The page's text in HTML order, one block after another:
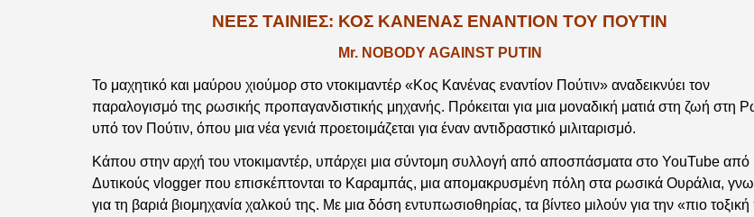
ΝΈΕΣ ΤΑΙΝΊΕΣ: ΚΟΣ ΚΑΝΕΝΑΣ ΕΝΑΝΤΙΟΝ ΤΟΥ ΠΟΥΤΙΝ
Mr. NOBODY AGAINST PUTIN
Το μαχητικό και μαύρου χιούμορ στο ντοκιμαντέρ «Κος Κανένας εναντίον Πούτιν» αναδεικνύει τον
παραλογισμό της ρωσικής προπαγανδιστικής μηχανής. Πρόκειται για μια μοναδική ματιά στη ζωή στη
υπό τον Πούτιν, όπου μια νέα γενιά προετοιμάζεται για έναν αντιδραστικό μιλιταρισμό.
Κάπου στην αρχή του ντοκιμαντέρ, υπάρχει μια σύντομη συλλογή από αποσπάσματα στο YouTube από
Δυτικούς vlogger που επισκέπτονται το Καραμπάς, μια απομακρυσμένη πόλη στα ρωσικά Ουράλια,
για τη βαριά βιομηχανία χαλκού της. Με μια δόση εντυπωσιοθηρίας, τα βίντεο μιλούν για την «πιο